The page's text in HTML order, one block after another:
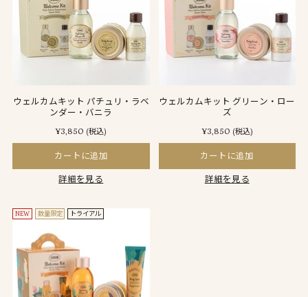
ウェルカムキット パチュリ・ラベ
ンダー・バニラ
¥3,850 (税込)
カートに追加
詳細を見る
ウェルカムキット グリーン・ロー
ズ
¥3,850 (税込)
カートに追加
詳細を見る
NEW 数量限定 トライアル